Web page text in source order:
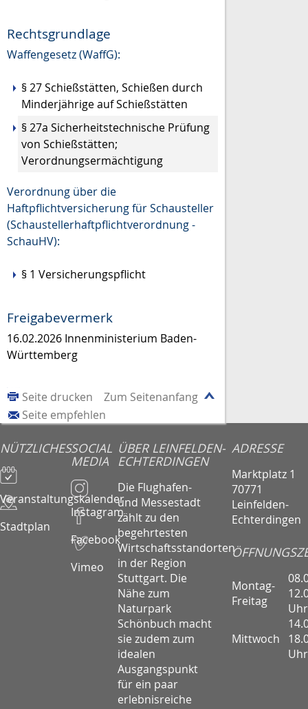
Rechtsgrundlage
Waffengesetz (WaffG):
§ 27 Schießstätten, Schießen durch
Minderjährige auf Schießstätten
§ 27a Sicherheitstechnische Prüfung
von Schießstätten;
Verordnungsermächtigung
Verordnung über die
Haftpflichtversicherung für Schausteller
(Schaustellerhaftpflichtverordnung -
SchauHV):
§ 1 Versicherungspflicht
Freigabevermerk
16.02.2026 Innenministerium Baden-
Württemberg
Zum Seitenanfang
Seite drucken
Seite empfehlen
NÜTZLICHES
Veranstaltungskalender
Stadtplan
SOCIAL
MEDIA
Instagram
Facebook
Vimeo
ÜBER LEINFELDEN-
ECHTERDINGEN
Die Flughafen-
und Messestadt
zählt zu den
begehrtesten
Wirtschaftsstandorten
in der Region
Stuttgart. Die
Nähe zum
Naturpark
Schönbuch macht
sie zudem zum
idealen
Ausgangspunkt
für ein paar
erlebnisreiche
ADRESSE
Marktplatz 1
70771
Leinfelden-
Echterdingen
Montag-
Freitag
Uhr
Mittwoch
Uhr